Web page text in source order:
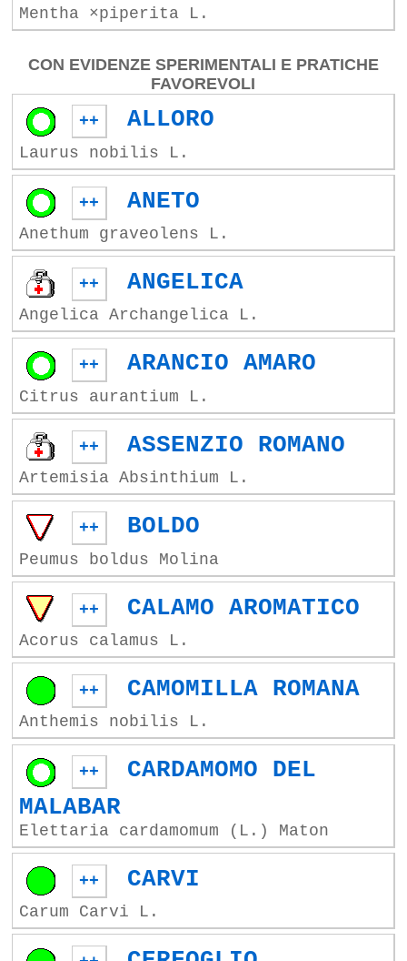
Mentha ×piperita L.
CON EVIDENZE SPERIMENTALI E PRATICHE
FAVOREVOLI
++ ALLORO
Laurus nobilis L.
++ ANETO
Anethum graveolens L.
++ ANGELICA
Angelica Archangelica L.
++ ARANCIO AMARO
Citrus aurantium L.
++ ASSENZIO ROMANO
Artemisia Absinthium L.
++ BOLDO
Peumus boldus Molina
++ CALAMO AROMATICO
Acorus calamus L.
++ CAMOMILLA ROMANA
Anthemis nobilis L.
++
CARDAMOMO DEL
MALABAR
Elettaria cardamomum (L.) Maton
++ CARVI
Carum Carvi L.